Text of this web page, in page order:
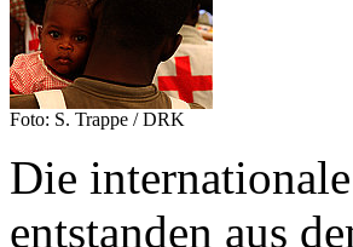
Foto: S. Trappe / DRK
Die
entstanden aus